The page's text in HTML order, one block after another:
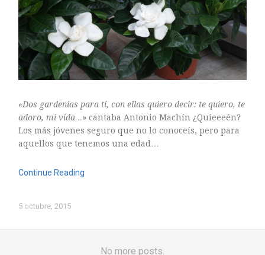
BLOGS
CULTIVOS
DECORACION
EXPOSICIONES
FLORISTERÍAS
FOTOGRAFIA
INSTAGRAM
LOS PINTORES Y LAS FLORES
MARKETING
«Dos gardenias para tí, con ellas quiero decir: te quiero, te
adoro, mi vida…» cantaba Antonio Machín ¿Quieeeén?
Los más jóvenes seguro que no lo conoceís, pero para
aquellos que tenemos una edad…
Continue Reading
5 octubre, 2015
No more posts.